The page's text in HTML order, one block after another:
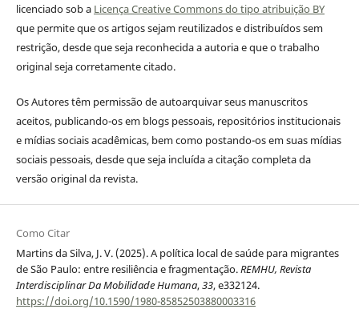
licenciado sob a Licença Creative Commons do tipo atribuição BY
que permite que os artigos sejam reutilizados e distribuídos sem
restrição, desde que seja reconhecida a autoria e que o trabalho
original seja corretamente citado.
Os Autores têm permissão de autoarquivar seus manuscritos
aceitos, publicando-os em blogs pessoais, repositórios institucionais
e mídias sociais acadêmicas, bem como postando-os em suas mídias
sociais pessoais, desde que seja incluída a citação completa da
versão original da revista.
Como Citar
Martins da Silva, J. V. (2025). A política local de saúde para migrantes
de São Paulo: entre resiliência e fragmentação.REMHU, Revista
Interdisciplinar Da Mobilidade Humana,33, e332124.
https://doi.org/10.1590/1980-85852503880003316